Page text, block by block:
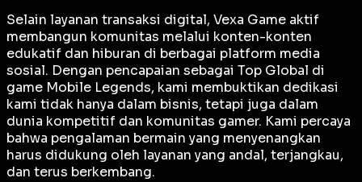
Selain layanan transaksi digital, Vexa Game aktif
membangun komunitas melalui konten-konten
edukatif dan hiburan di berbagai platform media
sosial. Dengan pencapaian sebagai Top Global di
game Mobile Legends, kami membuktikan dedikasi
kami tidak hanya dalam bisnis, tetapi juga dalam
dunia kompetitif dan komunitas gamer. Kami percaya
bahwa pengalaman bermain yang menyenangkan
harus didukung oleh layanan yang andal, terjangkau,
dan terus berkembang.